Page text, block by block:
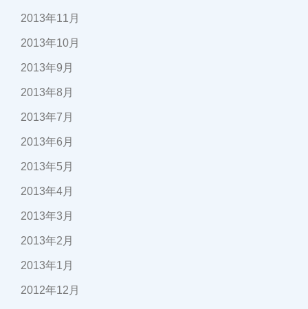
2013年11月
2013年10月
2013年9月
2013年8月
2013年7月
2013年6月
2013年5月
2013年4月
2013年3月
2013年2月
2013年1月
2012年12月